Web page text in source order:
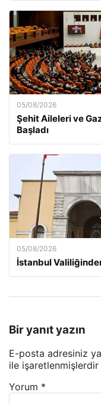
05/08/2026
Şehit Aileleri ve
Başladı
05/08/2026
İstanbul Valiliğinden
Bir yanıt yazın
E-posta adresiniz
ile işaretlenmişlerdir
Yorum *